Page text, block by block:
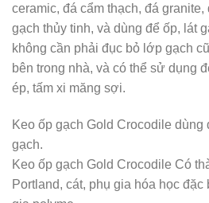
ceramic, đá cẩm thạch, đá granite,
gạch thủy tinh, và dùng để ốp, lát
không cần phải đục bỏ lớp gạch
bên trong nhà, và có thể sử dụng
ép, tấm xi măng sợi.
Keo ốp gạch Gold Crocodile dùng
gạch.
Keo ốp gạch Gold Crocodile Có
Portland, cát, phụ gia hóa học